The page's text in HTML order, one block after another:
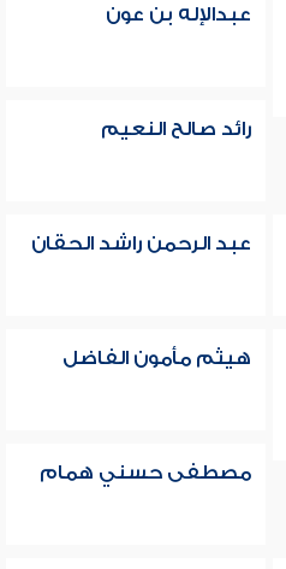
عبدالإله بن عون
رائد صالح النعيم
عبد الرحمن راشد الحقان
هيثم مأمون الفاضل
مصطفى حسني همام